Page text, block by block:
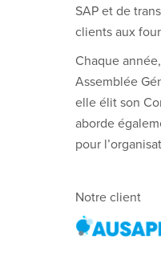
SAP et de
clients aux
Chaque
Assemblée
elle élit son
aborde
pour
Notre client